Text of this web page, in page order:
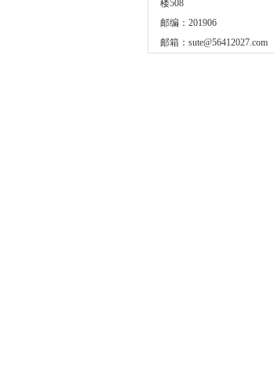
楼508
邮编：201906
邮箱： sute@56412027.com